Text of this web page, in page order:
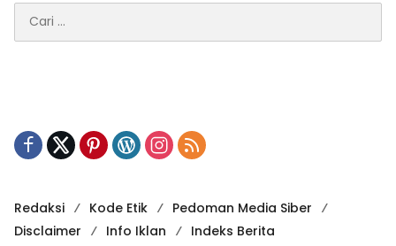
untuk:
Redaksi Kode Etik
Pedoman Media Siber
Disclaimer
Info Iklan
Indeks Berita